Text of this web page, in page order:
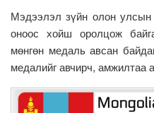
Мэдээлэл зүйн олон
оноос хойш оролцож
мөнгөн медаль авсан
медалийг авчирч, амжилтаа